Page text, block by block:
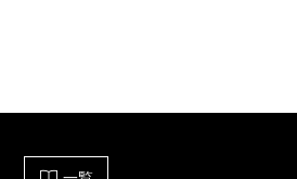
いる。作者が障害者であろうと